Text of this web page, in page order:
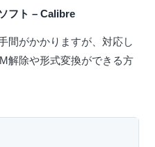
フト – Calibre
間がかかりますが、対応し
解除や形式変換ができる方